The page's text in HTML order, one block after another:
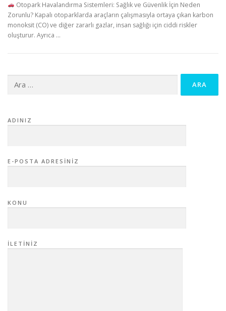
Otopark Havalandırma Sistemleri: Sağlık ve Güvenlik İçin Neden
Zorunlu? Kapalı otoparklarda araçların çalışmasıyla ortaya çıkan karbon
monoksit (CO) ve diğer zararlı gazlar, insan sağlığı için ciddi riskler
oluşturur. Ayrıca …
ADINIZ
E-POSTA ADRESINIZ
KONU
İLETINIZ